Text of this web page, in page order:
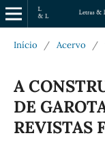
Início / Acervo /
A
DE
REVISTAS